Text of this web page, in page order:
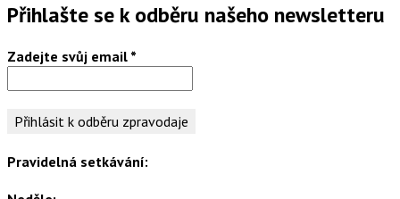
Přihlašte se k odběru našeho newsletteru
Zadejte svůj email *
Pravidelná setkávání: